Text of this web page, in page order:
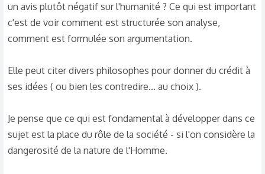
un avis plutôt négatif sur l'humanité ? Ce qui est important
c'est de voir comment est structurée son analyse,
comment est formulée son argumentation.
Elle peut citer divers philosophes pour donner du crédit à
ses idées ( ou bien les contredire... au choix ).
Je pense que ce qui est fondamental à développer dans ce
sujet est la place du rôle de la société - si l'on considère la
dangerosité de la nature de l'Homme.